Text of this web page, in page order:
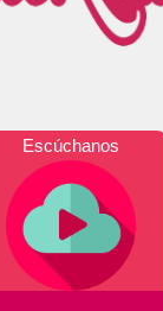
Escúchanos